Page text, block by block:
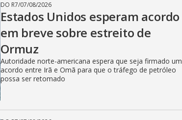
DO R7/07/08/2026
Estados Unidos esperam acordo
em breve sobre estreito de
Ormuz
Autoridade norte-americana espera que seja firmado um
acordo entre Irã e Omã para que o tráfego de petróleo
possa ser retomado